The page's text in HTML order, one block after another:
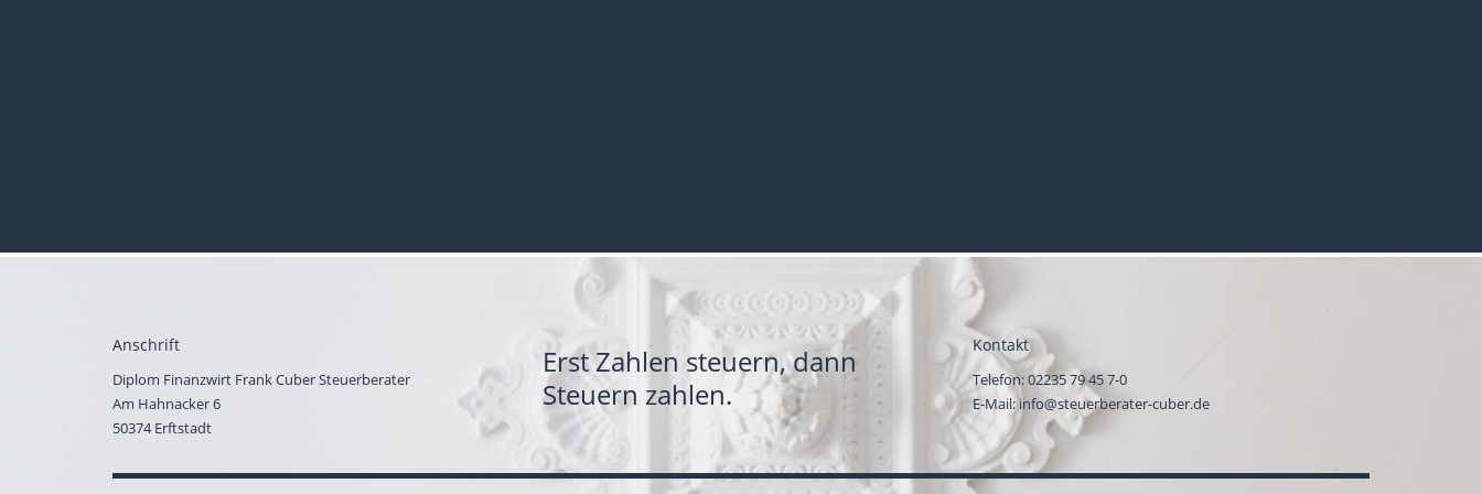
Anschrift
Diplom Finanzwirt Frank Cuber Steuerberater
Am Hahnacker 6
50374 Erftstadt
Erst Zahlen steuern, dann
Steuern zahlen.
Kontakt
Telefon:02235 79 45 7-0
E-Mail: info@steuerberater-cuber.de